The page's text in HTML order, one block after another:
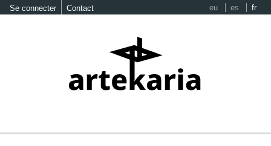
Se connecter Contact eu es fr